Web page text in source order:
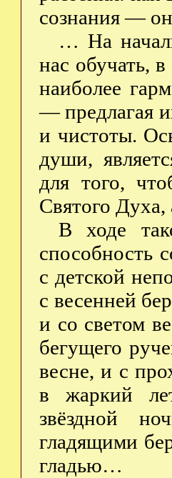
сознания —
… На
нас обучать,
наиболее
— предлагая
и чистоты.
души,
для того,
Святого
В ходе
способность
с детской
с весенней
и со светом
бегущего
весне, и с
в жаркий
звёздной
гладящими
гладью…